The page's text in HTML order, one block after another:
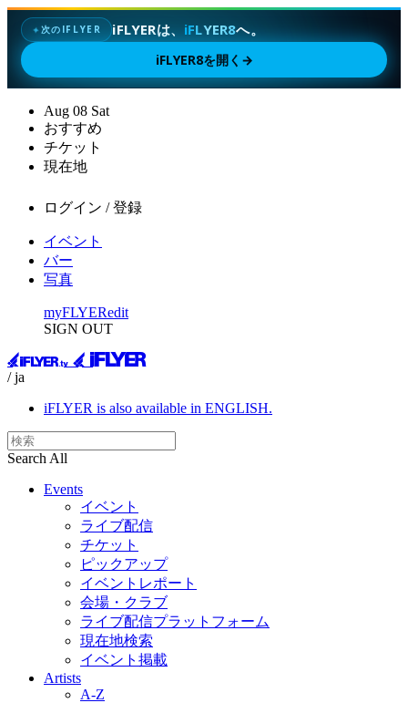
✦次のIFLYER iFLYERは、 iFLYER8へ。
iFLYER8を開く →
Aug 08 Sat
おすすめ
チケット
現在地
ログイン / 登録
イベント
バー
写真
myFLYERedit
SIGN OUT
/ ja
iFLYER is also available in ENGLISH.
Search All
Events
イベント
ライブ配信
チケット
ピックアップ
イベントレポート
会場・クラブ
ライブ配信プラットフォーム
現在地検索
イベント掲載
Artists
A-Z